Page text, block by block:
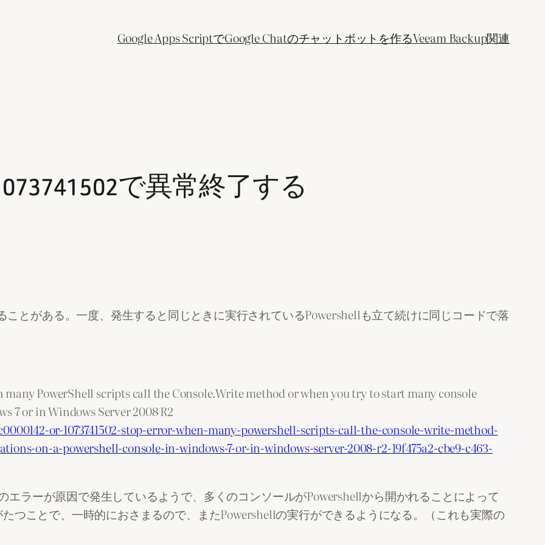
Google Apps ScriptでGoogle Chatのチャットボットを作るVeeam Backup関連
で異常終了する
ことがある。一度、発生すると同じときに実行されているPowershellも立て続けに同じコードで落
many PowerShell scripts call the Console.Write method or when you try to start many console
7 or in Windows Server 2008 R2
or-1073741502-stop-error-when-many-powershell-scripts-call-the-console-write-method-
on-a-powershell-console-in-windows-7-or-in-windows-server-2008-r2-19f475a2-cbe9-c463-
ラーが原因で発生しているようで、多くのコンソールがPowershellから開かれることによって
つことで、一時的におさまるので、またPowershellの実行ができるようになる。（これも実際の